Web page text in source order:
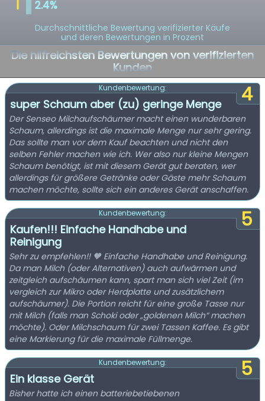
Durchschnittliche Bewertung verifizierter Käufe
und deren Bewertungen in Prozent
Die hilfreichsten Bewertungen von verifizierten
Kunden
4
Kundenbewertung:
super Schaum aber (zu) geringe Menge
Der Senseo Milchaufschäumer macht einen wunderbaren
Schaum, allerdings ist die maximale Menge nur sehr gering.
Das sollte man vor dem Kauf beachten und nicht den
selben Fehler machen wie ich. Wer also nur kleine Mengen
Schaum benötigt, ist mit diesem Gerät gut beraten, wer
allerdings für größere Getränke oder Gäste mehr Schaum
machen möchte, sollte sich ein anderes Gerät anschaffen.
5
Kundenbewertung:
Kaufen!!! Einfache Handhabe und
Reinigung
Sehr zu empfehlen!! 🧡 Einfache Handhabe und Reinigung.
Da man Milch (oder Alternativen) auch aufwärmen und
zeitgleich aufschäumen kann, spart man sich viel Zeit (im
vergleich zur Mikro oder Herdplatte und zusätzlichem
aufschäumer). Die Portion reicht für eine große Tasse nur
mit Milch (falls man Schoki oder „goldenen Milch“ machen
möchte). Oder Milchschaum für zwei Tassen Kaffee. Es gibt
eine Markierung für die maximale Füllmenge.
5
Kundenbewertung:
Ein klasse Gerät
Bisher hatte ich einen batteriebetiebenen